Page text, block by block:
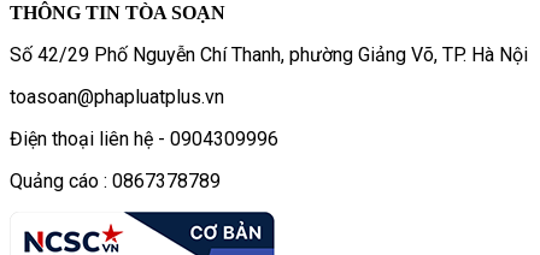
THÔNG TIN TÒA SOẠN
Số 42/29 Phố Nguyễn Chí Thanh, phường Giảng Võ, TP. Hà Nội
toasoan@phapluatplus.vn
Điện thoại liên hệ - 0904309996
Quảng cáo : 0867378789